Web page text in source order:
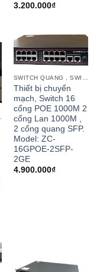
3.200.000₫
Thiết bị chuyển
mạch, Switch 16
cổng POE 1000M 2
cổng Lan 1000M ,
2 cổng quang SFP.
Model: ZC-
16GPOE-2SFP-
2GE
4.900.000₫